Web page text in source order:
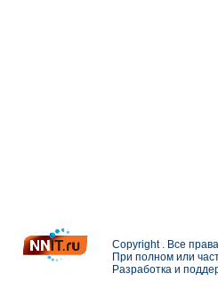
Copyright . Все
При полном или
Разработка и